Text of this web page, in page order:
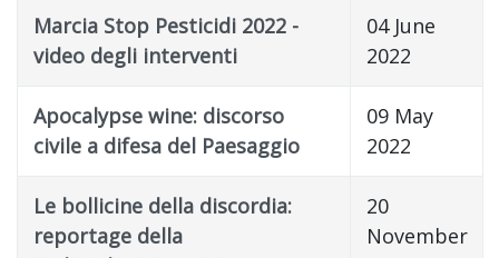
Marcia Stop Pesticidi 2022 -
video degli interventi
04 June
2022
Apocalypse wine: discorso
civile a difesa del Paesaggio
09 May
2022
Le bollicine della discordia:
reportage della
20
November